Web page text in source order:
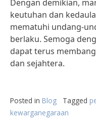
Dengan demikian,
keutuhan dan
mematuhi undang-
berlaku. Semoga
dapat terus
dan sejahtera.
Posted in Blog Tagged
kewarganegaraan